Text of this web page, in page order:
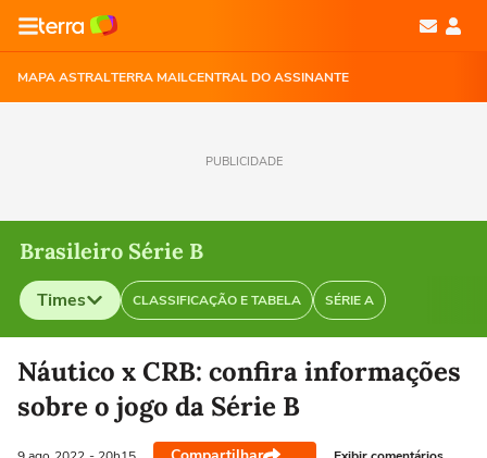
MAPA ASTRALTERRA MAILCENTRAL DO ASSINANTE
PUBLICIDADE
Brasileiro Série B
Times CLASSIFICAÇÃO E TABELA SÉRIE A
Selecione o time para ver as notícias
Náutico x CRB: confira informações
sobre o jogo da Série B